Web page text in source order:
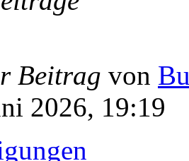
Beitrag von
2026, 19:19